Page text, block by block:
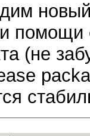
помощи
(не